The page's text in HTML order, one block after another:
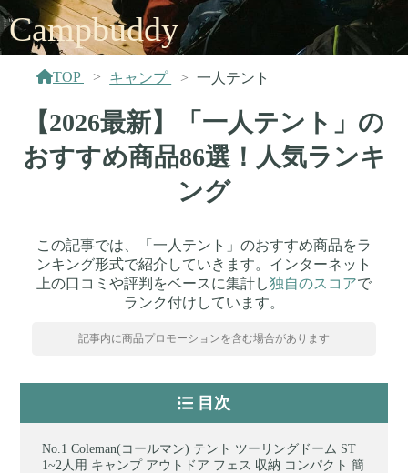
Campbuddy
TOP キャンプ 一人テント
【2026最新】「一人テント」の
おすすめ商品86選！人気ランキ
ング
この記事では、「一人テント」のおすすめ商品をラ
ンキング形式で紹介していきます。インターネット
上の口コミや評判をベースに集計し独自のスコアで
ランク付けしています。
記事内に商品プロモーションを含む場合があります
目次
Coleman(コールマン) テント ツーリングドーム ST
1~2人用 キャンプ アウトドア フェス 収納 コンパクト 簡